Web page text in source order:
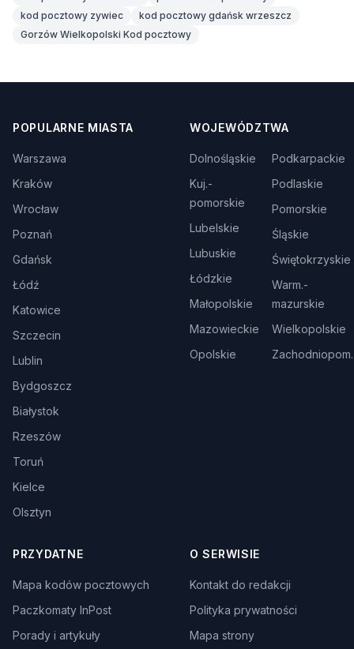
kod pocztowy zywiec
kod pocztowy gdańsk wrzeszcz
Gorzów Wielkopolski Kod pocztowy
POPULARNE MIASTA
Warszawa
Kraków
Wrocław
Poznań
Gdańsk
Łódź
Katowice
Szczecin
Lublin
Bydgoszcz
Białystok
Rzeszów
Toruń
Kielce
Olsztyn
WOJEWÓDZTWA
Dolnośląskie
Kuj.-
pomorskie
Lubelskie
Lubuskie
Łódzkie
Małopolskie
Mazowieckie
Opolskie
Podkarpackie
Podlaskie
Pomorskie
Śląskie
Świętokrzyskie
Warm.-
mazurskie
Wielkopolskie
Zachodniopom.
PRZYDATNE
Mapa kodów pocztowych
Paczkomaty InPost
Porady i artykuły
O SERWISIE
Kontakt do redakcji
Polityka prywatności
Mapa strony